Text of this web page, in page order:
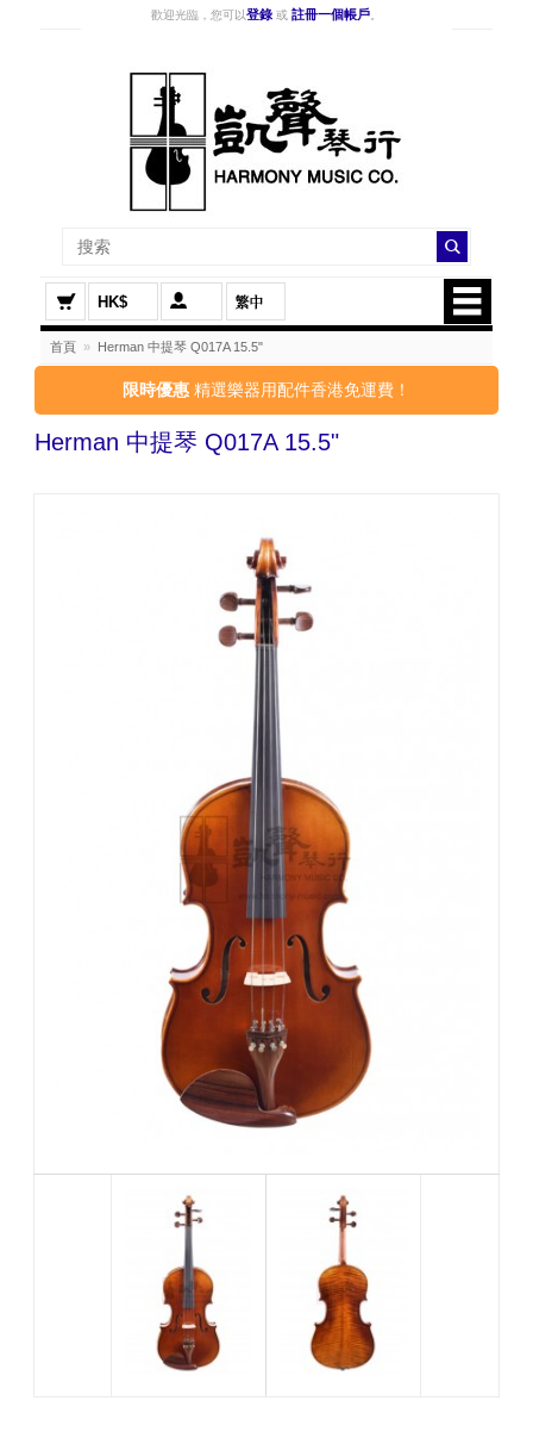
歡迎光臨，您可以登錄 或 註冊一個帳戶
HK$
首頁 » Herman 中提琴 Q017A 15.5"
限時優惠 精選樂器用配件香港免運費！
Herman 中提琴 Q017A 15.5"